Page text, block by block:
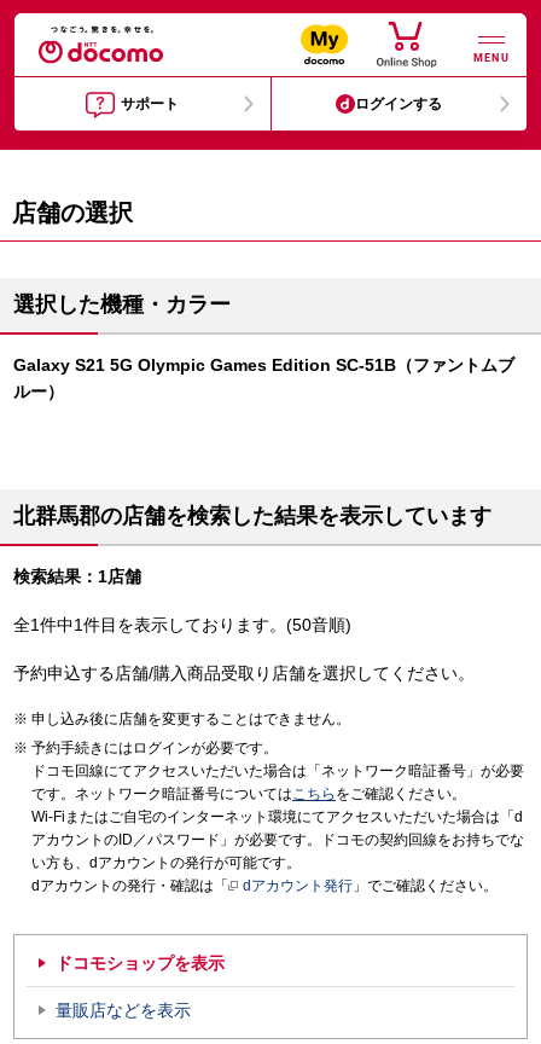
MENU
サポート ログインする
店舗の選択
選択した機種・カラー
Galaxy S21 5G Olympic Games Edition SC-51B（ファントムブ
ルー）
北群馬郡の店舗を検索した結果を表示しています
検索結果：1店舗
全1件中1件目を表示しております。(50音順)
予約申込する店舗/購入商品受取り店舗を選択してください。
申し込み後に店舗を変更することはできません。
予約手続きにはログインが必要です。
ドコモ回線にてアクセスいただいた場合は「ネットワーク暗証番号」が必要
です。ネットワーク暗証番号についてはこちら をご確認ください。
Wi-Fiまたはご自宅のインターネット環境にてアクセスいただいた場合は「d
アカウントのID／パスワード」が必要です。ドコモの契約回線をお持ちでな
い方も、dアカウントの発行が可能です。
dアカウントの発行・確認は「
dアカウント発行 」でご確認ください。
ドコモショップを表示
量販店などを表示